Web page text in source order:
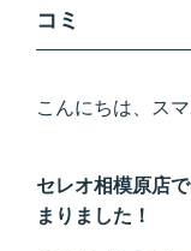
コミ
こんにちは、ス
セレオ相模原店
まりました！